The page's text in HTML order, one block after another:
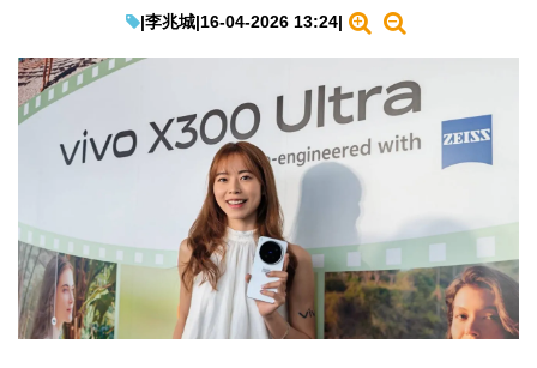
生成式AI與雲端應用
Enterprise Digital Transformation
|李兆城|16-04-2026 13:24|